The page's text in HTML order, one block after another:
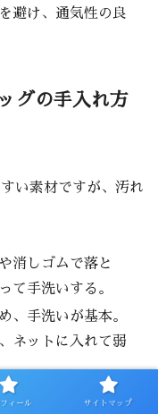
避け、通気性の良
グの手入れ方
い素材ですが、汚れ
消しゴムで落と
て手洗いする。
、手洗いが基本。
ネットに入れて弱
しの良い場所で陰
ィール サイトマップ